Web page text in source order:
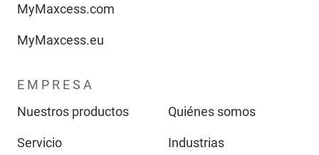
MyMaxcess.com
MyMaxcess.eu
EMPRESA
Nuestros productos
Quiénes somos
Servicio Industrias